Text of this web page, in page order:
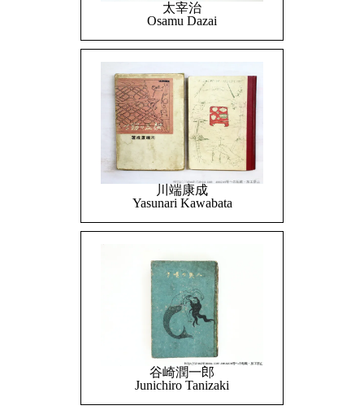
太宰治
Osamu Dazai
川端康成
Yasunari Kawabata
谷崎潤一郎
Junichiro Tanizaki